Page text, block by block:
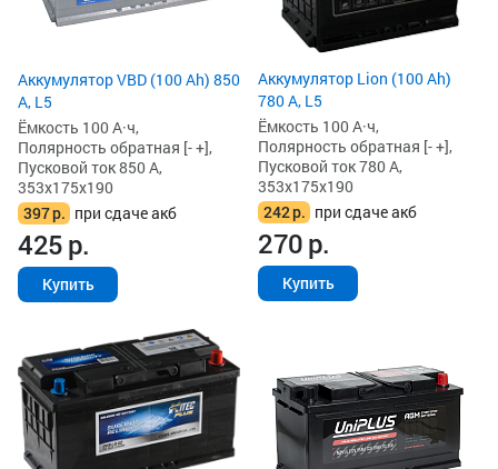
Аккумулятор VBD (100 Ah) 850
А, L5
Ёмкость 100 А·ч,
Полярность обратная [- +],
Пусковой ток 850 А,
353x175x190
397р. при сдаче акб
425р.
Купить
Аккумулятор Lion (100 Ah)
780 А, L5
Ёмкость 100 А·ч,
Полярность обратная [- +],
Пусковой ток 780 А,
353x175x190
242р. при сдаче акб
270р.
Купить